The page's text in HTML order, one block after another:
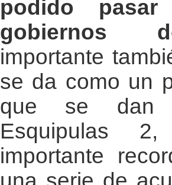
podido
gobiernos
importante
se da como un
que se dan
Esquipulas
importante